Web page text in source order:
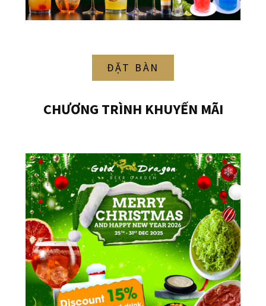
ĐẶT BÀN
CHƯƠNG TRÌNH KHUYẾN MÃI